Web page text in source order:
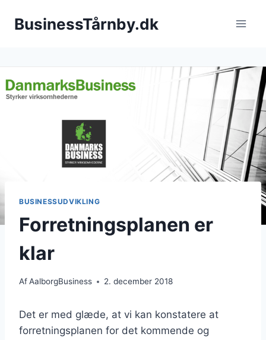
BusinessTårnby.dk
BUSINESSUDVIKLING
Forretningsplanen er
klar
AfAalborgBusiness 2. december 2018
Det er med glæde, at vi kan konstatere at
forretningsplanen for det kommende og